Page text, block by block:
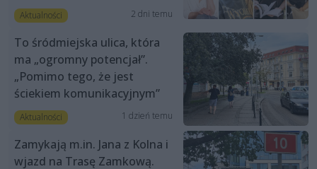
Aktualności 2 dni temu
To śródmiejska ulica, która
ma „ogromny potencjał”.
„Pomimo tego, że jest
ściekiem komunikacyjnym”
Aktualności 1 dzień temu
Zamykają m.in. Jana z Kolna i
wjazd na Trasę Zamkową.